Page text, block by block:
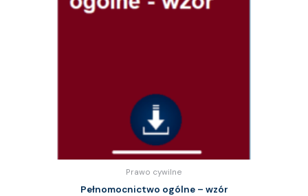
Prawo cywilne
Pełnomocnictwo ogólne – wzór